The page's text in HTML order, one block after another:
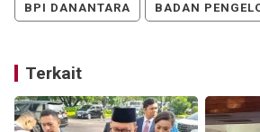
BPI DANANTARA BADAN
Terkait